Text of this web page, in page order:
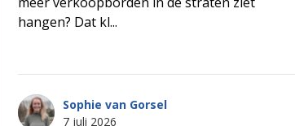
hangen? Dat kl...
Sophie van Gorsel
7 juli 2026